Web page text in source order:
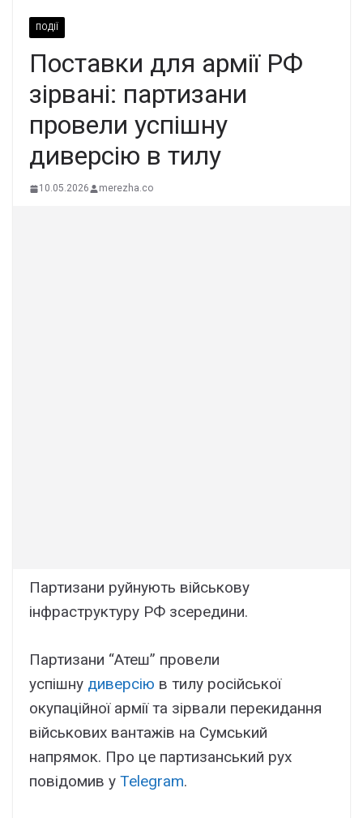
ПОДІЇ
Поставки для армії РФ
зірвані: партизани
провели успішну
диверсію в тилу
10.05.2026 merezha.co
Партизани руйнують військову
інфраструктуру РФ зсередини.
Партизани “Атеш” провели
успішну диверсію в тилу російської
окупаційної армії та зірвали перекидання
військових вантажів на Сумський
напрямок. Про це партизанський рух
повідомив у Telegram.